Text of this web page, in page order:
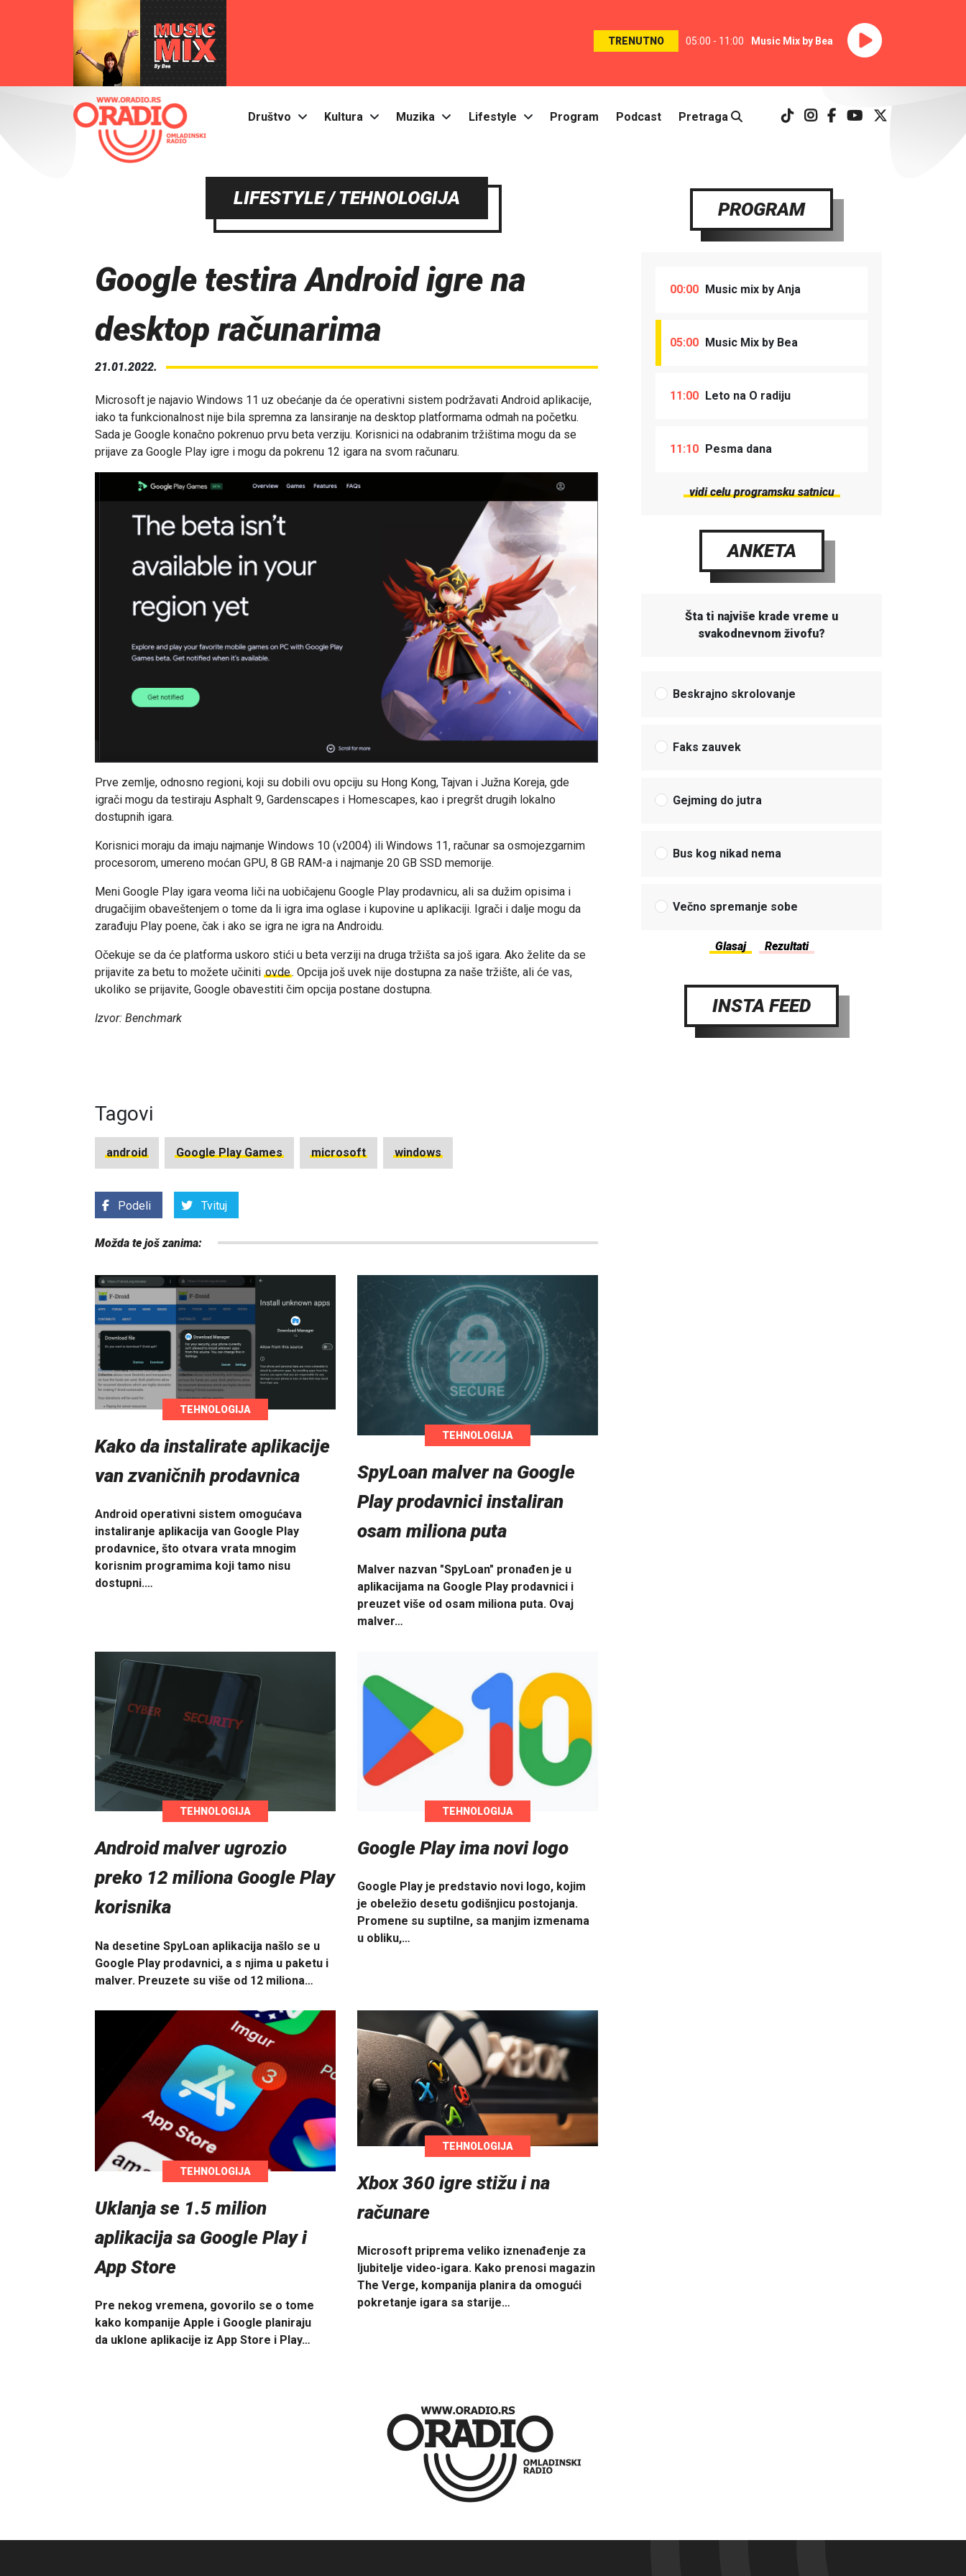
TRENUTNO 05:00 - 11:00 Music Mix by Bea
Društvo Kultura Muzika Lifestyle Program Podcast Pretraga
LIFESTYLE / TEHNOLOGIJA
Google testira Android igre na
desktop računarima
21.01.2022.
Microsoft je najavio Windows 11 uz obećanje da će operativni sistem podržavati Android aplikacije,
iako ta funkcionalnost nije bila spremna za lansiranje na desktop platformama odmah na početku.
Sada je Google konačno pokrenuo prvu beta verziju. Korisnici na odabranim tržištima mogu da se
prijave za Google Play igre i mogu da pokrenu 12 igara na svom računaru.
Prve zemlje, odnosno regioni, koji su dobili ovu opciju su Hong Kong, Tajvan i Južna Koreja, gde
igrači mogu da testiraju Asphalt 9, Gardenscapes i Homescapes, kao i pregršt drugih lokalno
dostupnih igara.
Korisnici moraju da imaju najmanje Windows 10 (v2004) ili Windows 11, računar sa osmojezgarnim
procesorom, umereno moćan GPU, 8 GB RAM-a i najmanje 20 GB SSD memorije.
Meni Google Play igara veoma liči na uobičajenu Google Play prodavnicu, ali sa dužim opisima i
drugačijim obaveštenjem o tome da li igra ima oglase i kupovine u aplikaciji. Igrači i dalje mogu da
zarađuju Play poene, čak i ako se igra ne igra na Androidu.
Očekuje se da će platforma uskoro stići u beta verziji na druga tržišta sa još igara. Ako želite da se
prijavite za betu to možete učiniti ovde. Opcija još uvek nije dostupna za naše tržište, ali će vas,
ukoliko se prijavite, Google obavestiti čim opcija postane dostupna.
Izvor: Benchmark
Tagovi
android Google Play Games microsoft windows
Podeli Tvituj
Možda te još zanima:
TEHNOLOGIJA
Kako da instalirate aplikacije
van zvaničnih prodavnica
Android operativni sistem omogućava
instaliranje aplikacija van Google Play
prodavnice, što otvara vrata mnogim
korisnim programima koji tamo nisu
dostupni.…
TEHNOLOGIJA
SpyLoan malver na Google
Play prodavnici instaliran
osam miliona puta
Malver nazvan "SpyLoan" pronađen je u
aplikacijama na Google Play prodavnici i
preuzet više od osam miliona puta. Ovaj
malver…
TEHNOLOGIJA
Android malver ugrozio
preko 12 miliona Google Play
korisnika
Na desetine SpyLoan aplikacija našlo se u
Google Play prodavnici, a s njima u paketu i
malver. Preuzete su više od 12 miliona…
TEHNOLOGIJA
Google Play ima novi logo
Google Play je predstavio novi logo, kojim
je obeležio desetu godišnjicu postojanja.
Promene su suptilne, sa manjim izmenama
u obliku,…
TEHNOLOGIJA
Uklanja se 1.5 milion
aplikacija sa Google Play i
App Store
Pre nekog vremena, govorilo se o tome
kako kompanije Apple i Google planiraju
da uklone aplikacije iz App Store i Play…
TEHNOLOGIJA
Xbox 360 igre stižu i na
računare
Microsoft priprema veliko iznenađenje za
ljubitelje video-igara. Kako prenosi magazin
The Verge, kompanija planira da omogući
pokretanje igara sa starije…
PROGRAM
00:00 Music mix by Anja
05:00 Music Mix by Bea
11:00 Leto na O radiju
11:10 Pesma dana
vidi celu programsku satnicu
ANKETA
Šta ti najviše krade vreme u
svakodnevnom živofu?
Beskrajno skrolovanje
Faks zauvek
Gejming do jutra
Bus kog nikad nema
Večno spremanje sobe
INSTA FEED